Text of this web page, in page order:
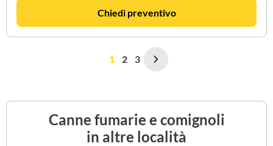
Chiedi preventivo
1 2 3
Canne fumarie e comignoli
in altre località